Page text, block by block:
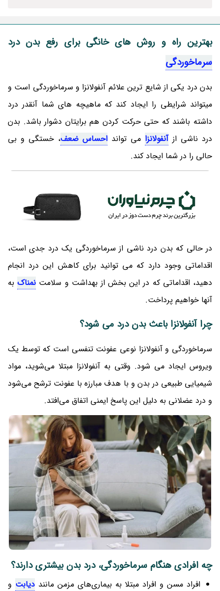
بهترین راه و روش های خانگی برای رفع بدن درد
سرماخوردگی
بدن درد یکی از شایع ترین علائم آنفولانزا و سرماخوردگی است و
میتواند شرایطی را ایجاد کند که ماهیچه های شما آنقدر درد
داشته باشند که حتی حرکت کردن هم برایتان دشوار باشد. بدن
درد ناشی ازآنفولانزا می تواند احساس ضعف، خستگی و بی
حالی را در شما ایجاد کند.
در حالی که بدن درد ناشی از سرماخوردگی یک درد جدی است،
اقداماتی وجود دارد که می توانید برای کاهش این درد انجام
دهید، اقداماتی که در این بخش از بهداشت و سلامت نمناکبه
آنها خواهیم پرداخت.
چرا آنفولانزا باعث بدن درد می شود؟
سرماخوردگی و آنفولانزا نوعی عفونت تنفسی است که توسط یک
ویروس ایجاد می شود. وقتی به آنفولانزا مبتلا می‌شوید، مواد
شیمیایی طبیعی در بدن و با هدف مبارزه با عفونت ترشح می‌شود
و درد عضلانی به دلیل این پاسخ ایمنی اتفاق می‌افتد.
چه افرادی هنگام سرماخوردگی، درد بدن بیشتری دارند؟
افراد مسن و افراد مبتلا به بیماری‌های مزمن ماننددیابت و